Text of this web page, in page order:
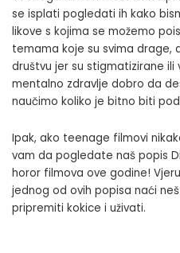
se isplati pogledati ih kako
likove s kojima se možemo
temama koje su svima drage,
društvu jer su stigmatizirane ili
mentalno zdravlje dobro da
naučimo koliko je bitno biti
Ipak, ako teenage filmovi
vam da pogledate naš popis
horor filmova ove godine!
jednog od ovih popisa naći
pripremiti kokice i uživati.